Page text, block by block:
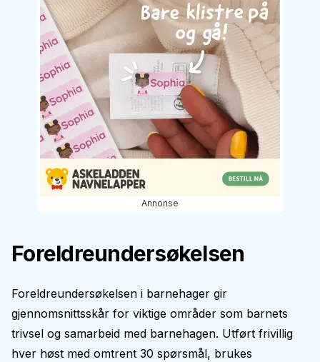
Annonse
Foreldreundersøkelsen
Foreldreundersøkelsen i barnehager gir
gjennomsnittsskår for viktige områder som barnets
trivsel og samarbeid med barnehagen. Utført frivillig
hver høst med omtrent 30 spørsmål, brukes